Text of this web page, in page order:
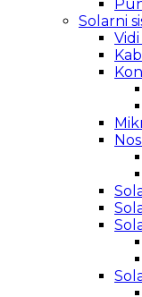
Solarni
Vidi